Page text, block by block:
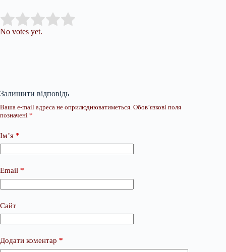
Rate this item:
No votes yet.
Залишити відповідь
Ваша e-mail адреса не оприлюднюватиметься. Обов’язкові поля
позначені *
Ім’я *
Email *
Сайт
Додати коментар *